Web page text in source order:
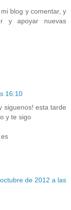
blog y comentar, y
y apoyar nuevas
16:10
siguenos! esta tarde
y te sigo
de 2012 a las